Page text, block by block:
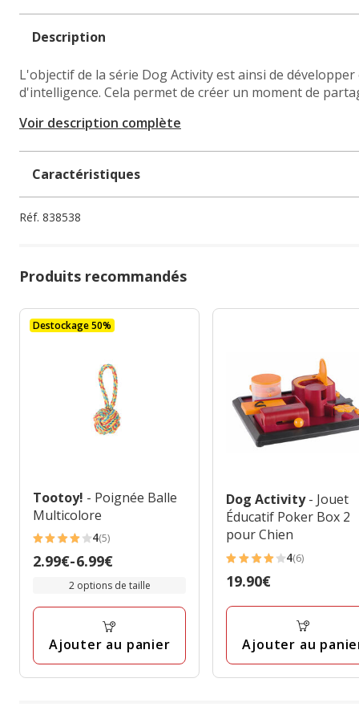
Description
L'objectif de la série Dog Activity est ainsi de
d'intelligence. Cela permet de créer un moment de
Voir description complète
Caractéristiques
Réf. 838538
Produits recommandés
Destockage 50%
Tootoy! - Poignée Balle
Multicolore
4
étoiles
5
4(5)
Prix
à
6.99€
2.99€-6.99€
2 options de taille
Ajouter au panier
Dog Activity- Jouet
Éducatif Poker Box 2
pour Chien
4
étoiles
avec
avis
4(6)
Prix
19.90€
Ajouter au